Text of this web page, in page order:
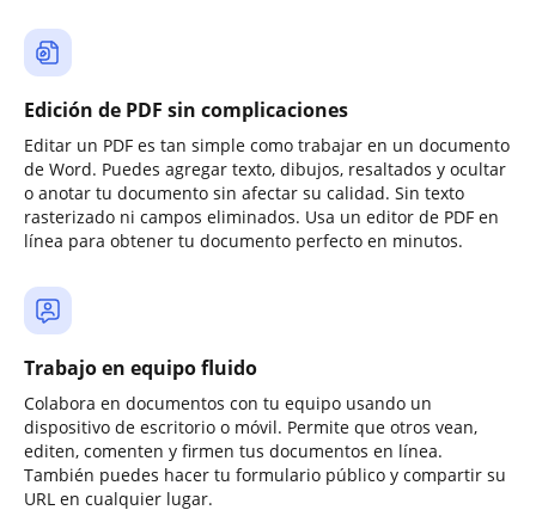
Edición de PDF sin complicaciones
Editar un PDF es tan simple como trabajar en un documento
de Word. Puedes agregar texto, dibujos, resaltados y ocultar
o anotar tu documento sin afectar su calidad. Sin texto
rasterizado ni campos eliminados. Usa un editor de PDF en
línea para obtener tu documento perfecto en minutos.
Trabajo en equipo fluido
Colabora en documentos con tu equipo usando un
dispositivo de escritorio o móvil. Permite que otros vean,
editen, comenten y firmen tus documentos en línea.
También puedes hacer tu formulario público y compartir su
URL en cualquier lugar.